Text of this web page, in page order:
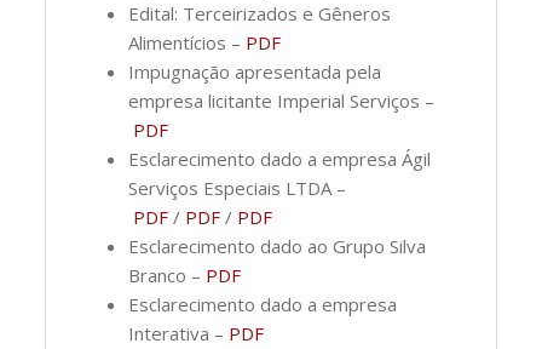
Edital: Terceirizados e Gêneros
Alimentícios – PDF
Impugnação apresentada pela
empresa licitante Imperial Serviços –
PDF
Esclarecimento dado a empresa Ágil
Serviços Especiais LTDA –
PDF/ PDF/ PDF
Esclarecimento dado ao Grupo Silva
Branco – PDF
Esclarecimento dado a empresa
Interativa – PDF